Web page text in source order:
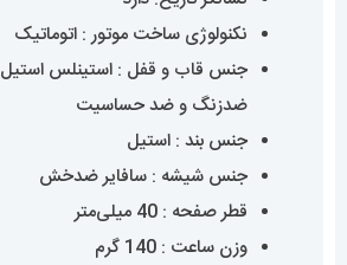
نکنولوژی ساخت موتور : اتوماتیک
جنس قاب و قفل : استینلس استیل
ضدزنگ و ضد حساسیت
جنس بند : استیل
جنس شیشه : سافایر ضدخش
قطر صفحه : 40 میلی‌متر
وزن ساعت : 140 گرم